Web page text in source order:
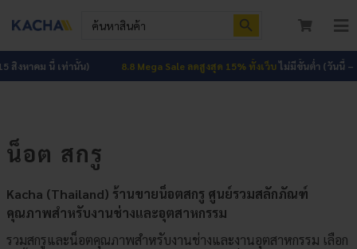
Search
for:
หน้าแรก
โปรโมชัน HOT
ผลงาน
คม นี้ เท่านั้น) 8.8 Mega Sale ลดสูงสุด 15% ทั้งเว็บ ไม่มีขั้นต่ำ (วันนี้ – 15 สิง
น็อต สกรู
Kacha (Thailand) ร้านขายน็อตสกรู ศูนย์รวมสลักภัณฑ์
คุณภาพสำหรับงานช่างและอุตสาหกรรม
รวมสกรูและน็อตคุณภาพสำหรับงานช่างและงานอุตสาหกรรม เลือก